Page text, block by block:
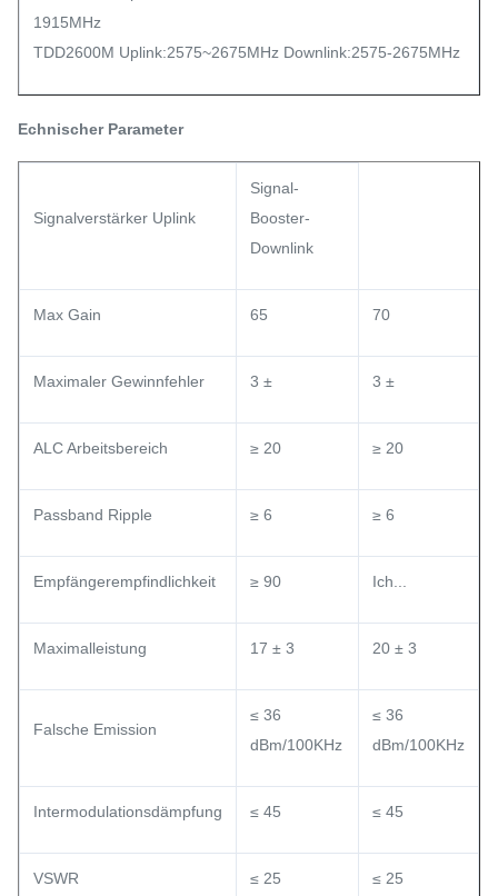
1915MHz
TDD2600M Uplink:2575~2675MHz Downlink:2575-2675MHz
Echnischer Parameter
Signalverstärker Uplink
Signal-
Booster-
Downlink
Max Gain 65 70
Maximaler Gewinnfehler 3 ± 3 ±
ALC Arbeitsbereich ≥ 20 ≥ 20
Passband Ripple ≥ 6 ≥ 6
Empfängerempfindlichkeit ≥ 90 Ich...
Maximalleistung 17 ± 3 20 ± 3
Falsche Emission
≤ 36
dBm/100KHz
≤ 36
dBm/100KHz
Intermodulationsdämpfung ≤ 45 ≤ 45
VSWR ≤ 25 ≤ 25